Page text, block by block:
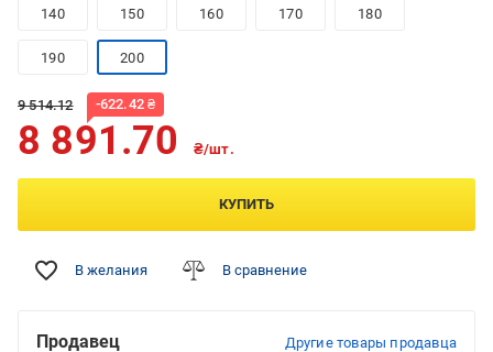
140 150 160 170 180
190 200
9 514.12 -622.42 ₴
8 891.70 ₴/шт.
КУПИТЬ
В желания В сравнение
Продавец Другие товары продавца